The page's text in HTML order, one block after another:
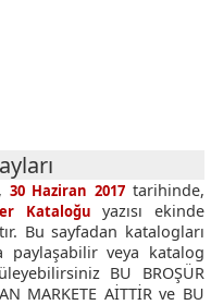
30 Haziran 2017tarihinde,
Kataloğu yazısı ekinde
Bu sayfadan katalogları
paylaşabilir veya katalog
BU BROŞÜR
MARKETE AİTTİR ve BU